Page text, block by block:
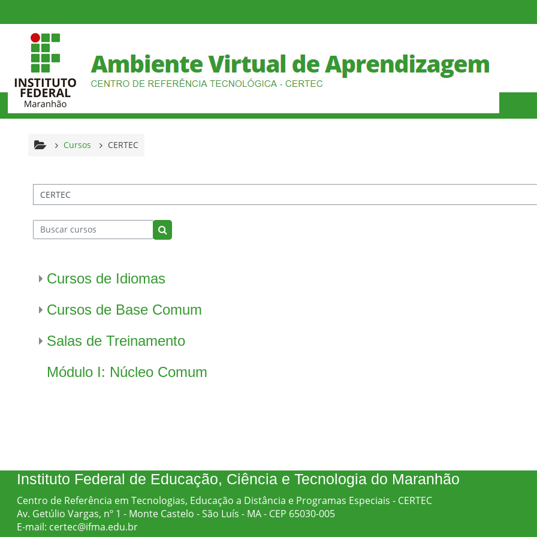
Cursos CERTEC
de Cursos
Buscar cursos
Buscar cursos
Cursos de Idiomas
Cursos de Base Comum
Salas de Treinamento
Módulo I: Núcleo Comum
Instituto Federal de Educação, Ciência e Tecnologia do Maranhão
Centro de Referência em Tecnologias, Educação a Distância e Programas Especiais - CERTEC
Av. Getúlio Vargas, nº 1 - Monte Castelo - São Luís - MA - CEP 65030-005
E-mail: certec@ifma.edu.br